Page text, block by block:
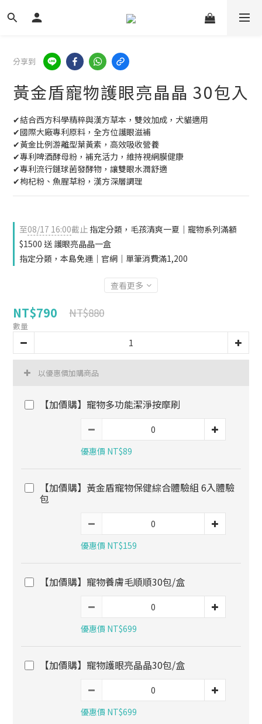
分享到
黃金盾寵物護眼亮晶晶 30包入
✔結合西方科學精粹與漢方草本，雙效加成，犬貓適用
✔國際大廠專利原料，全方位護眼滋補
✔黃金比例游離型葉黃素，高效吸收營養
✔專利啤酒酵母粉，補充活力，維持視網膜健康
✔專利流行鏈球菌發酵物，讓雙眼水潤舒適
✔枸杞粉、魚腥草粉，漢方深層調理
至08/17 16:00截止 指定分類，毛孩清爽一夏｜寵物系列滿額
$1500 送 護眼亮晶晶一盒
指定分類，本島免運｜官網｜單筆消費滿1,200
查看更多
NT$790 NT$880
數量
以優惠價加購商品
【加價購】寵物多功能潔淨按摩刷
優惠價 NT$89
【加價購】黃金盾寵物保健綜合體驗組 6入體驗
包
優惠價 NT$159
【加價購】寵物養膚毛順順30包/盒
優惠價 NT$699
【加價購】寵物護眼亮晶晶30包/盒
優惠價 NT$699